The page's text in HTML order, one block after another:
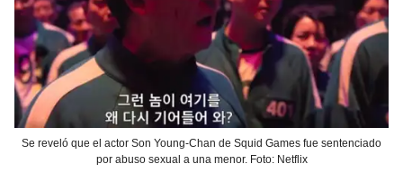
Se reveló que el actor Son Young-Chan de Squid Games fue sentenciado
por abuso sexual a una menor. Foto: Netflix